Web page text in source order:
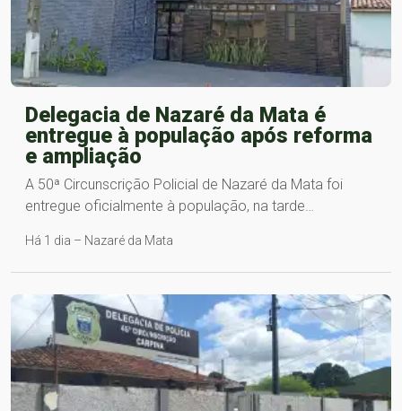
Delegacia de Nazaré da Mata é
entregue à população após reforma
e ampliação
A 50ª Circunscrição Policial de Nazaré da Mata foi
entregue oficialmente à população, na tarde…
Há 1 dia – Nazaré da Mata